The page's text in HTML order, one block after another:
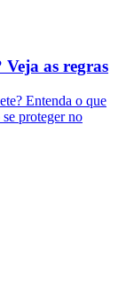
Veja as regras
Entenda o que
proteger no